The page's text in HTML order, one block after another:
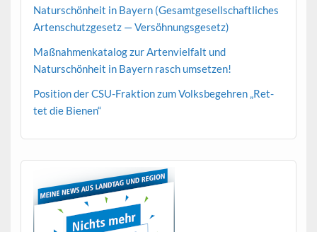
Naturschön­heit in Bay­ern (Gesamt­ge­sellschaftlich­es
Arten­schutzge­setz — Versöhnungsgesetz)
Maß­nah­menkat­a­log zur Arten­vielfalt und
Naturschön­heit in Bay­ern rasch umsetzen!
Posi­tion der CSU-Frak­tion zum Volks­begehren „Ret­
tet die Bienen“